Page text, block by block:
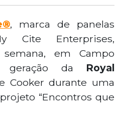
, marca de panelas
Cite Enterprises,
em Campo
geração da Royal
Cooker durante uma
“Encontros que